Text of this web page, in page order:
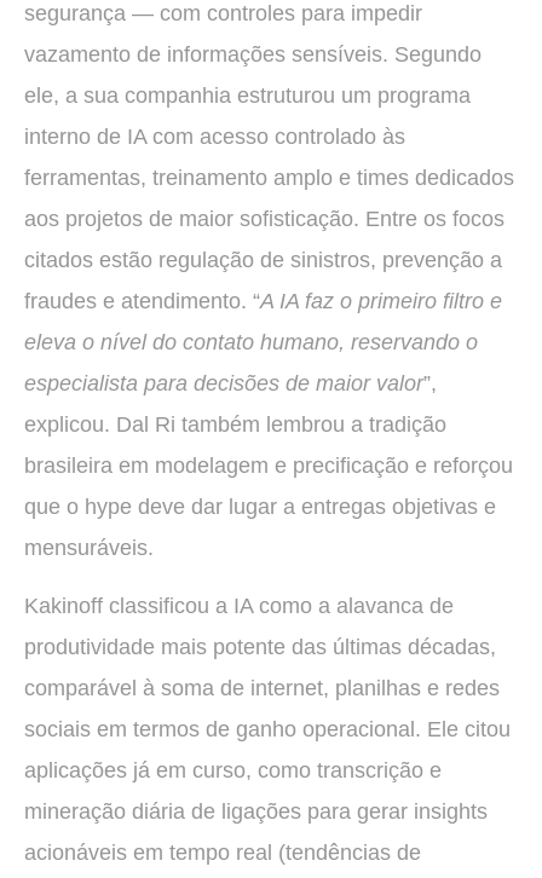
segurança — com controles para impedir
vazamento de informações sensíveis. Segundo
ele, a sua companhia estruturou um programa
interno de IA com acesso controlado às
ferramentas, treinamento amplo e times dedicados
aos projetos de maior sofisticação. Entre os focos
citados estão regulação de sinistros, prevenção a
fraudes e atendimento. “A IA faz o primeiro filtro e
eleva o nível do contato humano, reservando o
especialista para decisões de maior valor”,
explicou. Dal Ri também lembrou a tradição
brasileira em modelagem e precificação e reforçou
que o hype deve dar lugar a entregas objetivas e
mensuráveis.
Kakinoff classificou a IA como a alavanca de
produtividade mais potente das últimas décadas,
comparável à soma de internet, planilhas e redes
sociais em termos de ganho operacional. Ele citou
aplicações já em curso, como transcrição e
mineração diária de ligações para gerar insights
acionáveis em tempo real (tendências de